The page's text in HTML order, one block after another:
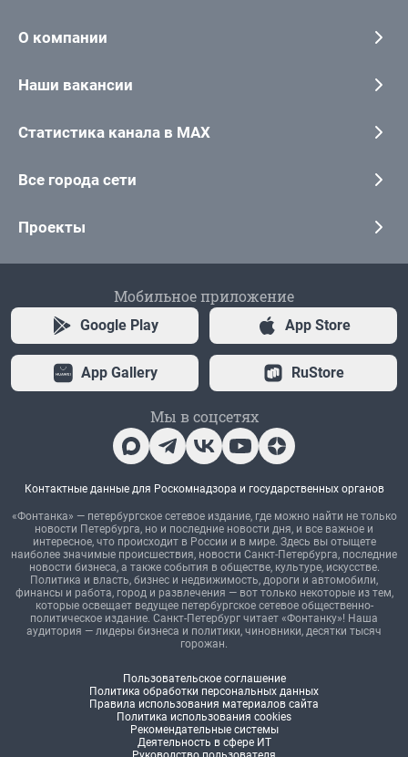
О компании
Наши вакансии
Статистика канала в MAX
Все города сети
Проекты
Мобильное приложение
Google Play App Store
App Gallery RuStore
Мы в соцсетях
Контактные данные для Роскомнадзора и государственных органов
«Фонтанка» — петербургское сетевое издание, где можно найти не только
новости Петербурга, но и последние новости дня, и все важное и
интересное, что происходит в России и в мире. Здесь вы отыщете
наиболее значимые происшествия, новости Санкт-Петербурга, последние
новости бизнеса, а также события в обществе, культуре, искусстве.
Политика и власть, бизнес и недвижимость, дороги и автомобили,
финансы и работа, город и развлечения — вот только некоторые из тем,
которые освещает ведущее петербургское сетевое общественно-
политическое издание. Санкт-Петербург читает «Фонтанку»! Наша
аудитория — лидеры бизнеса и политики, чиновники, десятки тысяч
горожан.
Пользовательское соглашение
Политика обработки персональных данных
Правила использования материалов сайта
Политика использования cookies
Рекомендательные системы
Деятельность в сфере ИТ